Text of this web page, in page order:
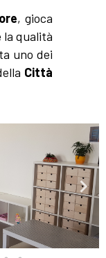
, gioca
la qualità
uno dei
Città